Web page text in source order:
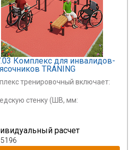
Комплекс для инвалидов-
TRANING
тренировочный включает:
стенку (ШВ, мм:
турника-перекладины, ширина
мм,
2300 мм и 2600 мм каждый,
расчет